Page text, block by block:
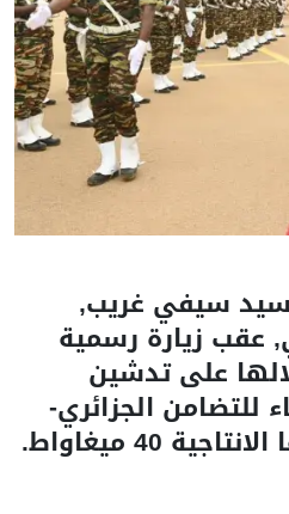
سيفي غريب,
عقب زيارة رسمية
على تدشين
للتضامن الجزائري-
40 ميغاواط.